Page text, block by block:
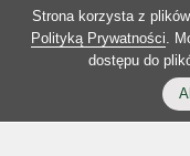
Strona korzysta z
Polityką Prywatności.
dostępu do